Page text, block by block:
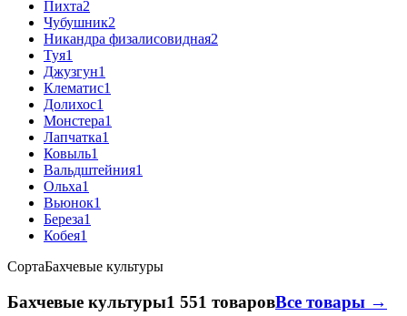
Пихта2
Чубушник2
Никандра физалисовидная2
Туя1
Джузгун1
Клематис1
Долихос1
Монстера1
Лапчатка1
Ковыль1
Вальдштейния1
Ольха1
Вьюнок1
Береза1
Кобея1
СортаБахчевые культуры
Бахчевые культуры1 551 товаровВсе товары →